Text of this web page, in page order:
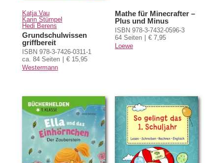
Katja Vau
Karin Stümpel
Hedi Berens
Grundschulwissen
griffbereit
ISBN 978-3-7426-0311-1
ca. 84 Seiten
€ 15,95
Westermann
Mathe für Minecrafter –
Plus und Minus
ISBN 978-3-7432-0596-3
64 Seiten
€ 7,95
Loewe